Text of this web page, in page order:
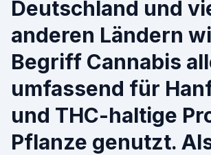
Deutschland und
anderen Ländern
Begriff Cannabis
umfassend für
und THC-haltige
Pflanze genutzt.